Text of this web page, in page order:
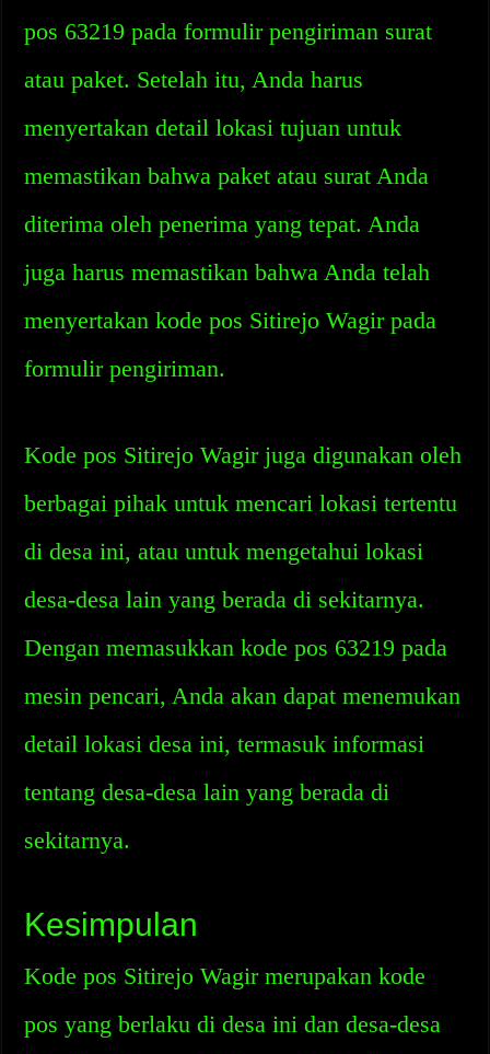
pos 63219 pada formulir pengiriman surat
atau paket. Setelah itu, Anda harus
menyertakan detail lokasi tujuan untuk
memastikan bahwa paket atau surat Anda
diterima oleh penerima yang tepat. Anda
juga harus memastikan bahwa Anda telah
menyertakan kode pos Sitirejo Wagir pada
formulir pengiriman.
Kode pos Sitirejo Wagir juga digunakan oleh
berbagai pihak untuk mencari lokasi tertentu
di desa ini, atau untuk mengetahui lokasi
desa-desa lain yang berada di sekitarnya.
Dengan memasukkan kode pos 63219 pada
mesin pencari, Anda akan dapat menemukan
detail lokasi desa ini, termasuk informasi
tentang desa-desa lain yang berada di
sekitarnya.
Kesimpulan
Kode pos Sitirejo Wagir merupakan kode
pos yang berlaku di desa ini dan desa-desa